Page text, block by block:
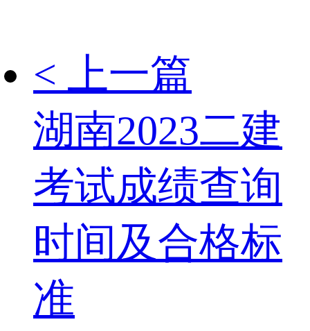
< 上一篇
湖南2023二建
考试成绩查询
时间及合格标
准